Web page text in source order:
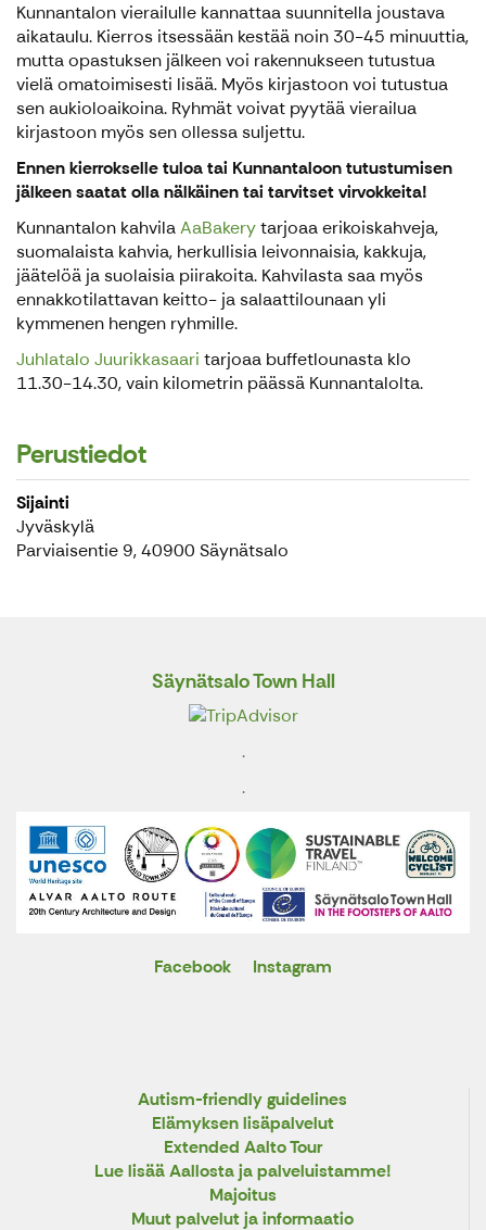
Kunnantalon vierailulle kannattaa suunnitella joustava
aikataulu. Kierros itsessään kestää noin 30-45 minuuttia,
mutta opastuksen jälkeen voi rakennukseen tutustua
vielä omatoimisesti lisää. Myös kirjastoon voi tutustua
sen aukioloaikoina. Ryhmät voivat pyytää vierailua
kirjastoon myös sen ollessa suljettu.
Ennen kierrokselle tuloa tai Kunnantaloon tutustumisen
jälkeen saatat olla nälkäinen tai tarvitset virvokkeita!
Kunnantalon kahvilaAaBakerytarjoaa erikoiskahveja,
suomalaista kahvia, herkullisia leivonnaisia, kakkuja,
jäätelöä ja suolaisia piirakoita. Kahvilasta saa myös
ennakkotilattavan keitto- ja salaattilounaan yli
kymmenen hengen ryhmille.
Juhlatalo Juurikkasaari tarjoaa buffetlounasta klo
11.30-14.30, vain kilometrin päässä Kunnantalolta.
Perustiedot
Sijainti
Jyväskylä
Parviaisentie 9, 40900 Säynätsalo
Säynätsalo Town Hall
.
.
Facebook Instagram
Autism-friendly guidelines
Elämyksen lisäpalvelut
Extended Aalto Tour
Lue lisää Aallosta ja palveluistamme!
Majoitus
Muut palvelut ja informaatio